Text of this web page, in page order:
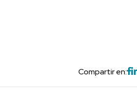
Compartir en: